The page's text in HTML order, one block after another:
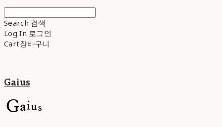
Search 검색
Log In 로그인
Cart장바구니
Gaius